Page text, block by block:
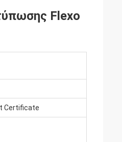
Flexo
Certificate